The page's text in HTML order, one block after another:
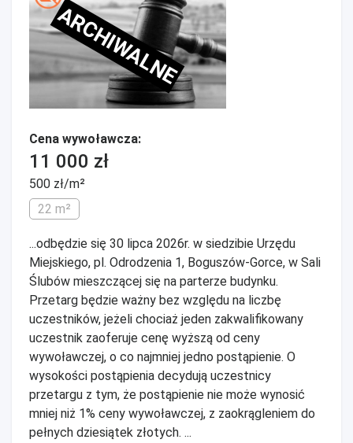
ARCHIWALNE
Cena wywoławcza:
11 000 zł
500 zł/m²
22 m²
...odbędzie się 30 lipca 2026r. w siedzibie Urzędu
Miejskiego, pl. Odrodzenia 1, Boguszów-Gorce, w Sali
Ślubów mieszczącej się na parterze budynku.
Przetarg będzie ważny bez względu na liczbę
uczestników, jeżeli chociaż jeden zakwalifikowany
uczestnik zaoferuje cenę wyższą od ceny
wywoławczej, o co najmniej jedno postąpienie. O
wysokości postąpienia decydują uczestnicy
przetargu z tym, że postąpienie nie może wynosić
mniej niż 1% ceny wywoławczej, z zaokrągleniem do
pełnych dziesiątek złotych. ...